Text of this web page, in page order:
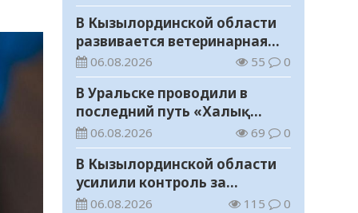
В Кызылординской области
развивается ветеринарная
отрасль
06.08.2026 55 0
В Уральске проводили в
последний путь «Халық
Қаһарманы» Ивана
Степановича Гапича
06.08.2026 69 0
В Кызылординской области
усилили контроль за
финансовой дисциплиной
06.08.2026 115 0